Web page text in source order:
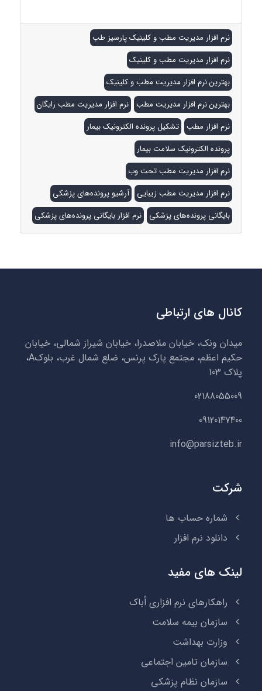
نرم افزار مدیریت مطب و کلینیک پارسیز طب
نرم افزار مدیریت مطب و کلینیک
بهترین نرم افزار مدیریت مطب و کلینیک
بهترین نرم افزار مدیریت مطب
نرم افزار مدیریت مطب رایگان
نرم افزار مطب
تشکیل پرونده الکترونیک بیمار
پرونده الکترونیک سلامت بیمار
نرم افزار مدیریت مطب تحت وب
نرم افزار مدیریت مطب زیبایی
آرشیو پرونده‌های پزشکی
بایگانی پرونده‌های پزشکی
نرم افزار بایگانی پرونده‌های پزشکی
کانال های ارتباطی
میدان ونک، خیابان ملاصدرا، خیابان شیراز شمالی، خیابان
حکیم اعظم، مجتمع پارک پرنس، ضلع شمال غرب، بلوکA،
پلاک 103
02188055009
09120147400
info@parsizteb.ir
شرکت
شماره حساب ها
دانلود نرم افزار
لینک های مفید
راهکارهای نرم افزاری اُباک
سازمان بیمه سلامت
وزارت بهداشت
سازمان تامین اجتماعی
سازمان نظام پزشکی